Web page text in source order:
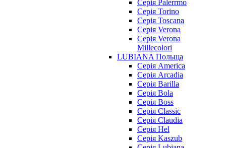
Серія Palerrmo
Серія Torino
Серія Toscana
Серія Verona
Серія Verona
Millecolori
LUBIANA Польща
Серія America
Серія Arcadia
Серія Barilla
Серія Bola
Серія Boss
Серія Classic
Серія Claudia
Серія Hel
Серія Kaszub